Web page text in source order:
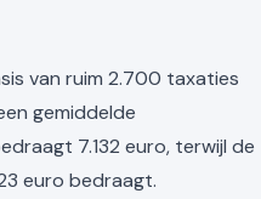
van ruim 2.700 taxaties
gemiddelde
7.132 euro, terwijl de
euro bedraagt.